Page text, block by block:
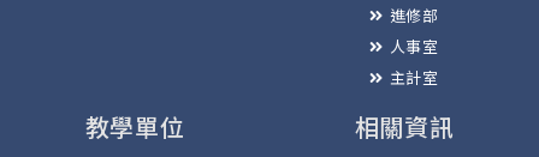
進修部
人事室
主計室
教學單位 相關資訊